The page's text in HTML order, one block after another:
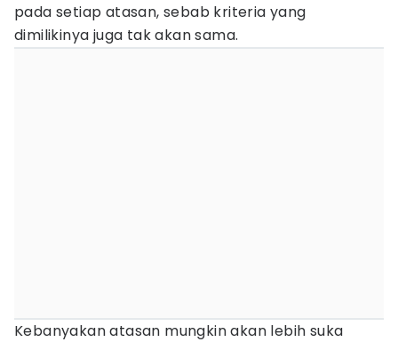
pada setiap atasan, sebab kriteria yang
dimilikinya juga tak akan sama.
Kebanyakan atasan mungkin akan lebih suka